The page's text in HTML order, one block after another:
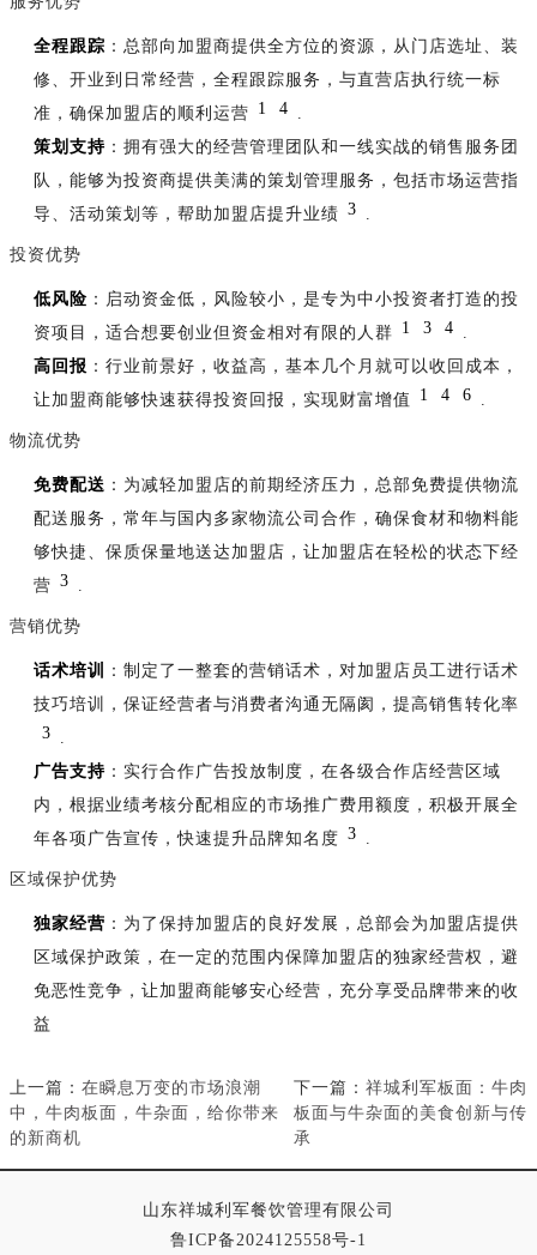
全程跟踪 ：总部向加盟商提供全方位的资源，从门店选址、装
修、开业到日常经营，全程跟踪服务，与直营店执行统一标
准，确保加盟店的顺利运营 1 4
策划支持 ：拥有强大的经营管理团队和一线实战的销售服务团
队，能够为投资商提供美满的策划管理服务，包括市场运营指
导、活动策划等，帮助加盟店提升业绩 3
投资优势
低风险 ：启动资金低，风险较小，是专为中小投资者打造的投
资项目，适合想要创业但资金相对有限的人群 1 3 4
高回报 ：行业前景好，收益高，基本几个月就可以收回成本，
让加盟商能够快速获得投资回报，实现财富增值
1 4 6
物流优势
免费配送 ：为减轻加盟店的前期经济压力，总部免费提供物流
配送服务，常年与国内多家物流公司合作，确保食材和物料能
够快捷、保质保量地送达加盟店，让加盟店在轻松的状态下经
营 3
营销优势
话术培训
：制定了一整套的营销话术，对加盟店员工进行话术
技巧培训，保证经营者与消费者沟通无隔阂，提高销售转化率
3
广告支持 ：实行合作广告投放制度，在各级合作店经营区域
内，根据业绩考核分配相应的市场推广费用额度，积极开展全
年各项广告宣传，快速提升品牌知名度 3
区域保护优势
独家经营 ：为了保持加盟店的良好发展，总部会为加盟店提供
区域保护政策，在一定的范围内保障加盟店的独家经营权，避
免恶性竞争，让加盟商能够安心经营，充分享受品牌带来的收
益
上一篇： 在瞬息万变的市场浪潮
中，牛肉板面，牛杂面，给你带来
的新商机
下一篇： 祥城利军板面：牛肉
板面与牛杂面的美食创新与传
承
山东祥城利军餐饮管理有限公司
鲁ICP备2024125558号-1